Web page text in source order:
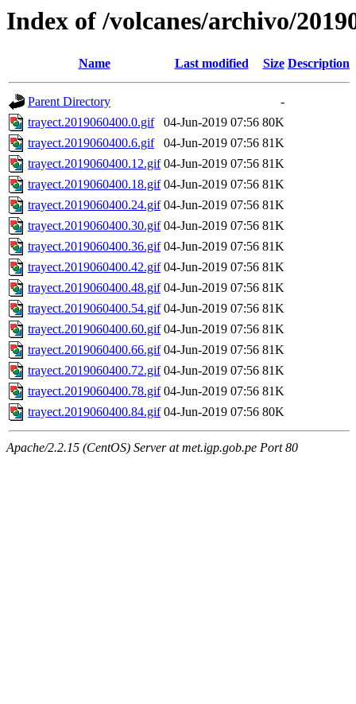
Index of /volcanes/archivo/
Name Last modified Size Description
Parent Directory
-
trayect.2019060400.0.gif
04-Jun-2019 07:56 80K
trayect.2019060400.6.gif
04-Jun-2019 07:56 81K
trayect.2019060400.12.gif 04-Jun-2019 07:56 81K
trayect.2019060400.18.gif 04-Jun-2019 07:56 81K
trayect.2019060400.24.gif 04-Jun-2019 07:56 81K
trayect.2019060400.30.gif 04-Jun-2019 07:56 81K
trayect.2019060400.36.gif 04-Jun-2019 07:56 81K
trayect.2019060400.42.gif 04-Jun-2019 07:56 81K
trayect.2019060400.48.gif 04-Jun-2019 07:56 81K
trayect.2019060400.54.gif 04-Jun-2019 07:56 81K
trayect.2019060400.60.gif 04-Jun-2019 07:56 81K
trayect.2019060400.66.gif 04-Jun-2019 07:56 81K
trayect.2019060400.72.gif 04-Jun-2019 07:56 81K
trayect.2019060400.78.gif 04-Jun-2019 07:56 81K
trayect.2019060400.84.gif 04-Jun-2019 07:56 80K
Apache/2.2.15 (CentOS) Server at met.igp.gob.pe Port 80